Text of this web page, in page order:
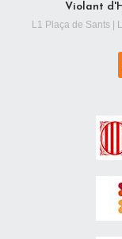
Violant
L1 Plaça de Sants |